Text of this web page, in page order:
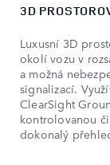
3D
Luxusní 3D
okolí vozu v
a možná
signalizací.
ClearSight
kontrolovanou
dokonalý